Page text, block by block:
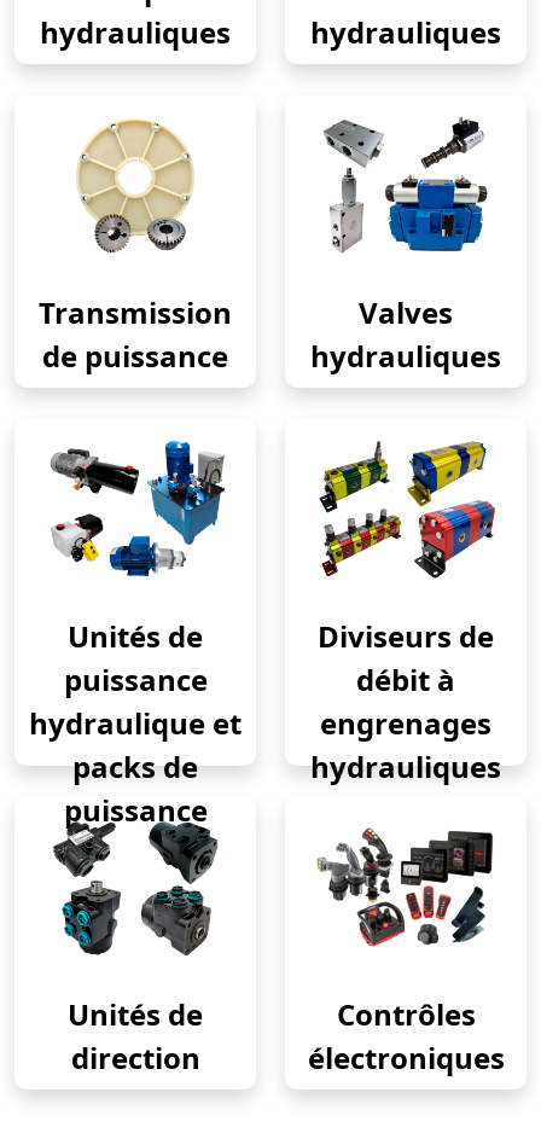
hydrauliques
hydrauliques
Transmission
de puissance
Valves
hydrauliques
Unités de
puissance
hydraulique et
packs de
puissance
Diviseurs de
débit à
engrenages
hydrauliques
Unités de
direction
Contrôles
électroniques